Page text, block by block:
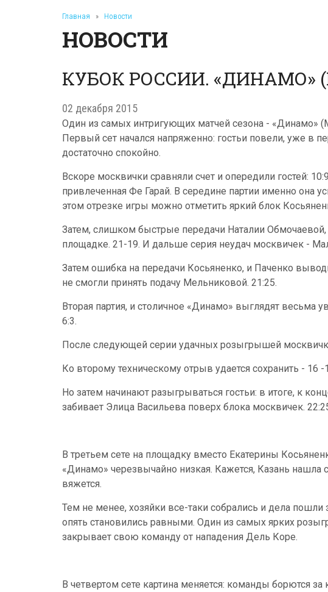
Главная » Новости
НОВОСТИ
КУБОК РОССИИ. «ДИНАМО»
02 декабря 2015
Один из самых интригующих матчей сезона - «Динамо»
Первый сет начался напряженно: гостьи повели, уже в
достаточно спокойно.
Вскоре москвички сравняли счет и опередили гостей:
привлеченная Фе Гарай. В середине партии именно она
этом отрезке игры можно отметить яркий блок
Затем, слишком быстрые передачи Наталии Обмочаевой,
площадке. 21-19. И дальше серия неудач москвичек -
Затем ошибка на передачи Косьяненко, и Паченко
не смогли принять подачу Мельниковой. 21:25.
Вторая партия, и столичное «Динамо» выглядят весьма
6:3.
После следующей серии удачных розыгрышей
Ко второму техническому отрыв удается сохранить - 16 -
Но затем начинают разыгрываться гостьи: в итоге, к
забивает Элица Васильева поверх блока москвичек.
В третьем сете на площадку вместо Екатерины
«Динамо» черезвычайно низкая. Кажется, Казань нашла
вяжется.
Тем не менее, хозяйки все-таки собрались и дела
опять становились равными. Один из самых ярких
закрывает свою команду от нападения Дель Коре.
В четвертом сете картина меняется: команды борются